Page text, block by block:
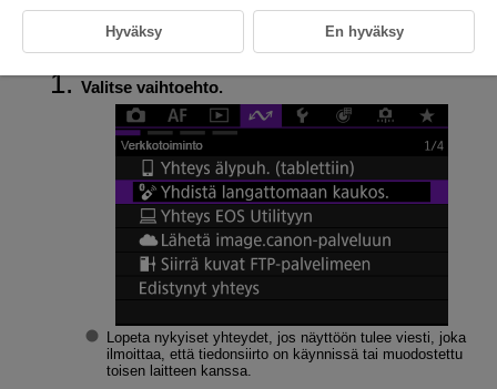
muodostanutWi-Fi- tai Bluetooth-yhteyden. Näiden asetusten avulla voit
yhdistää uudelleen samaan laitteeseen.
Valitse vaihtoehto.
Lopeta nykyiset yhteydet, jos näyttöön tulee viesti, joka
ilmoittaa, että tiedonsiirto on käynnissä tai muodostettu
toisen laitteen kanssa.
Hyväksy En hyväksy